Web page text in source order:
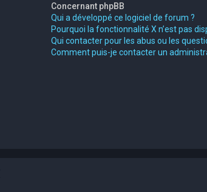
Concernant phpBB
Qui a développé ce logiciel de forum ?
Pourquoi la fonctionnalité X n’est pas
Qui contacter pour les abus ou les
Comment puis-je contacter un